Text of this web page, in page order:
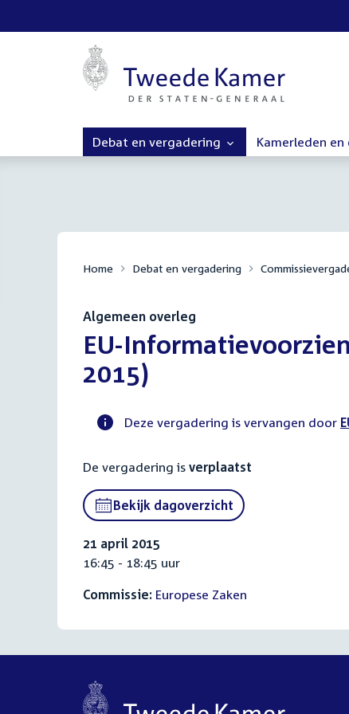
Debat en vergadering Kamerleden en
Home Debat en vergadering
Algemeen overleg
:EU-
2015)
commissie
activiteit
Deze vergadering is vervangen door
De vergadering is verplaatst
Bekijk dagoverzicht
21 april 2015
16:45 - 18:45 uur
Commissie: Europese Zaken